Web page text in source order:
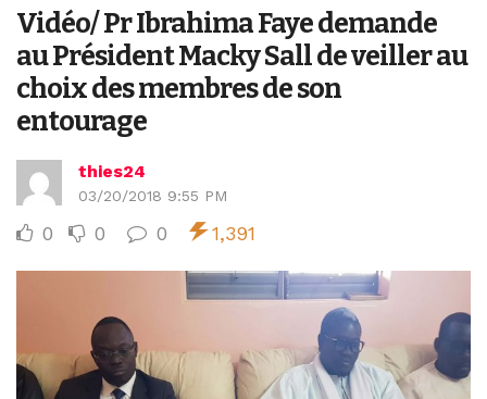
Vidéo/ Pr Ibrahima Faye demande
au Président Macky Sall de veiller au
choix des membres de son
entourage
thies24
03/20/2018 9:55 PM
0 0 0 1,391